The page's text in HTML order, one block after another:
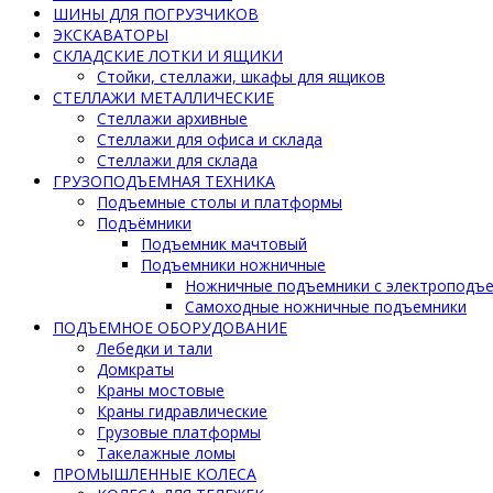
ШИНЫ ДЛЯ ПОГРУЗЧИКОВ
ЭКСКАВАТОРЫ
СКЛАДСКИЕ ЛОТКИ И ЯЩИКИ
Стойки, стеллажи, шкафы для ящиков
СТЕЛЛАЖИ МЕТАЛЛИЧЕСКИЕ
Стеллажи архивные
Стеллажи для офиса и склада
Стеллажи для склада
ГРУЗОПОДЪЕМНАЯ ТЕХНИКА
Подъемные столы и платформы
Подъёмники
Подъемник мачтовый
Подъемники ножничные
Ножничные подъемники с
Самоходные ножничные подъемники
ПОДЪЕМНОЕ ОБОРУДОВАНИЕ
Лебедки и тали
Домкраты
Краны мостовые
Краны гидравлические
Грузовые платформы
Такелажные ломы
ПРОМЫШЛЕННЫЕ КОЛЕСА